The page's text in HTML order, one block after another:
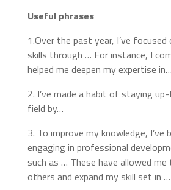
Useful phrases
1.Over the past year, I’ve focused
skills through … For instance, I
helped me deepen my expertise in…
2. I’ve made a habit of staying
field by…
3. To improve my knowledge, I’ve
engaging in professional
such as … These have allowed
others and expand my skill set in …